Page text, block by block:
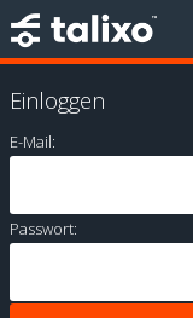
Einloggen
E-Mail:
Passwort: